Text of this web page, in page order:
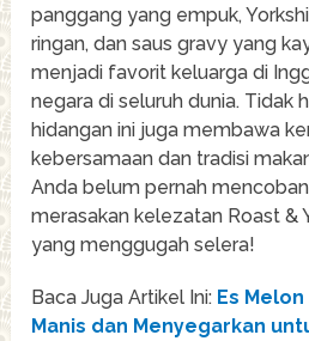
panggang yang empuk,
ringan, dan saus gravy yang
menjadi favorit keluarga di
negara di seluruh dunia. Tidak
hidangan ini juga membawa
kebersamaan dan tradisi
Anda belum pernah
merasakan kelezatan Roast &
yang menggugah selera!
Baca Juga Artikel Ini: Es
Manis dan Menyegarkan